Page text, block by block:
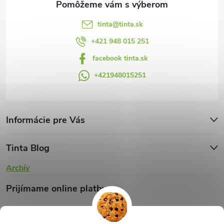
s
u
tinta@tinta.sk
+421 948 015 251
facebook tinta.sk
+421948015251
Informácie pre Vás
Tinta Blog
Archív
Prijímame online platby